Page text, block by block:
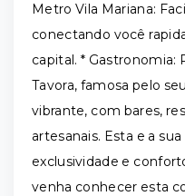
Metro Vila Mariana:
conectando você
capital. * Gastronomia:
Tavora, famosa pelo
vibrante, com bares,
artesanais. Esta e a
exclusividade e
venha conhecer esta